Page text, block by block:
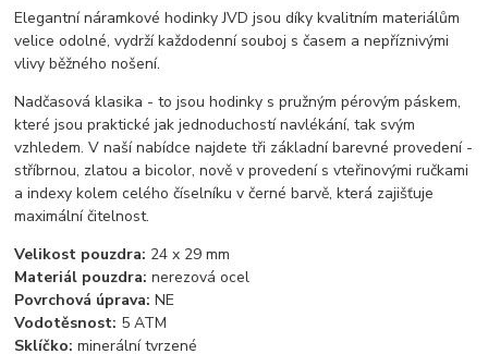
Elegantní náramkové hodinky JVD jsou díky kvalitním materiálům
velice odolné, vydrží každodenní souboj s časem a nepříznivými
vlivy běžného nošení.
Nadčasová klasika - to jsou hodinky s pružným pérovým páskem,
které jsou praktické jak jednoduchostí navlékání, tak svým
vzhledem. V naší nabídce najdete tři základní barevné provedení -
stříbrnou, zlatou a bicolor, nově v provedení s vteřinovými ručkami
a indexy kolem celého číselníku v černé barvě, která zajišťuje
maximální čitelnost.
Velikost pouzdra: 24 x 29 mm
Materiál pouzdra: nerezová ocel
Povrchová úprava: NE
Vodotěsnost: 5 ATM
Sklíčko: minerální tvrzené